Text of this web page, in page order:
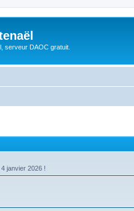
serveur DAOC gratuit.
janvier 2026 !